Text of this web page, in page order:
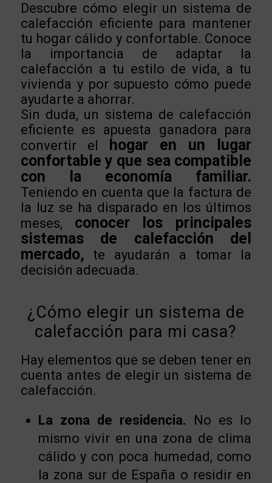
Descubre cómo elegir un sistema de
calefacción eficiente para mantener
tu hogar cálido y confortable. Conoce
la importancia de adaptar la
calefacción a tu estilo de vida, a tu
vivienda y por supuesto cómo puede
ayudarte a ahorrar.
Sin duda, un sistema de calefacción
eficiente es apuesta ganadora para
convertir el
hogar en un lugar
confortable y que sea compatible
con la economía familiar.
Teniendo en cuenta que la factura de
la luz se ha disparado en los últimos
meses, conocer los principales
sistemas de calefacción del
mercado, te ayudarán a tomar la
decisión adecuada.
¿Cómo elegir un sistema de
calefacción para mi casa?
Hay elementos que se deben tener en
cuenta antes de elegir un sistema de
calefacción.
La zona de residencia. No es lo
mismo vivir en una zona de clima
cálido y con poca humedad, como
la zona sur de España o residir en